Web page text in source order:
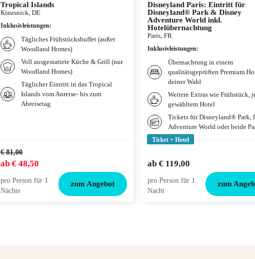
Tropical Islands
Krausnick, DE
Inklusivleistungen:
Tägliches Frühstücksbuffet (außer
Woodland Homes)
Voll ausgestattete Küche & Grill (nur
Woodland Homes)
Täglicher Eintritt in das Tropical
Islands vom Anreise- bis zum
Abreisetag
€ 81,00
ab € 48,50
pro Person für 1
Nächte
zum Angebot
Disneyland Paris: Eintritt für
Disneyland® Park & Disney
Adventure World inkl.
Hotelübernachtung
Paris, FR
Inklusivleistungen:
Übernachtung in einem
qualitätsgeprüften Premium
deiner Wahl
Weitere Extras wie Frühstück,
gewähltem Hotel
Tickets für Disneyland® Park,
Adventure World oder beide
Ticket + Hotel
ab € 119,00
pro Person für 1
Nacht
zum